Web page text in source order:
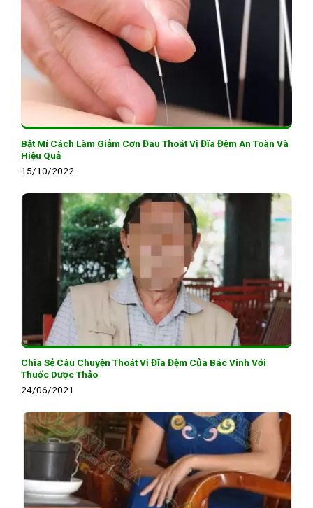
Bật Mí Cách Làm Giảm Cơn Đau Thoát Vị Đĩa Đệm An Toàn Và
Hiệu Quả
15/10/2022
Chia Sẻ Câu Chuyện Thoát Vị Đĩa Đệm Của Bác Vinh Với
Thuốc Dược Thảo
24/06/2021